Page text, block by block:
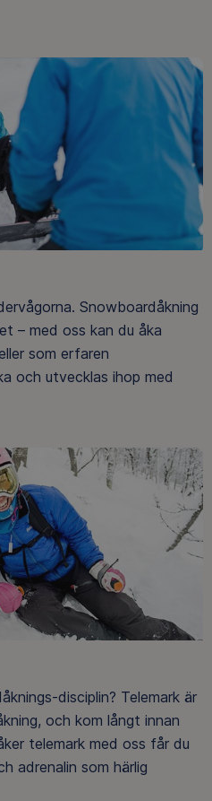
Snowboardåkning
– med oss kan du åka
som erfaren
och utvecklas ihop med
disciplin? Telemark är
och kom långt innan
telemark med oss får du
adrenalin som härlig